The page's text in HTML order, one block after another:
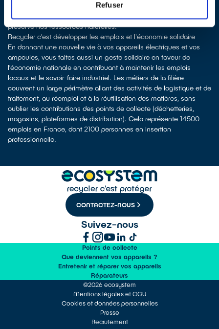
Refuser
brutes, leur transformation et leur transport, en utilisant à la place
des matières recyclées, ce qui génère moins de pollution et
préserve nos ressources naturelles.
Recycler c’est développer les emplois et l'économie solidaire
En donnant une nouvelle vie à vos appareils électriques et vos
ampoules, vous faites aussi un geste solidaire en faveur de
l’économie nationale en contribuant à maintenir les emplois
locaux et le savoir-faire industriel. Les métiers de la filière
couvrent un large périmètre allant des activités de logistique et de
traitement, au réemploi et à la réutilisation des matières, sans
oublier les contributions des points de collecte (déchetteries,
magasins, plateformes de distribution). Cela représente 14500
emplois en France, dont 2100 personnes en insertion
professionnelle.
CONTACTEZ-NOUS
Suivez-nous
Points de collecte
Que deviennent vos appareils ?
Entretenir et réparer vos appareils
Réparateurs
©2026 ecosystem
Mentions légales et CGU
Cookies et données personnelles
Presse
Recrutement